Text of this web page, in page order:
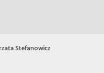
Stefanowicz